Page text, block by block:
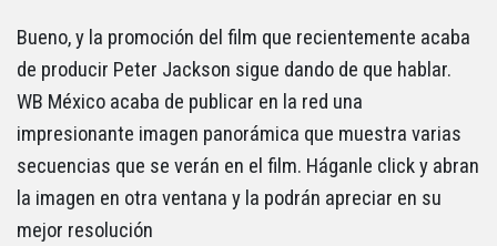
Bueno, y la promoción del film que recientemente acaba
de producir Peter Jackson sigue dando de que hablar.
WB México acaba de publicar en la red una
impresionante imagen panorámica que muestra varias
secuencias que se verán en el film. Háganle click y abran
la imagen en otra ventana y la podrán apreciar en su
mejor resolución